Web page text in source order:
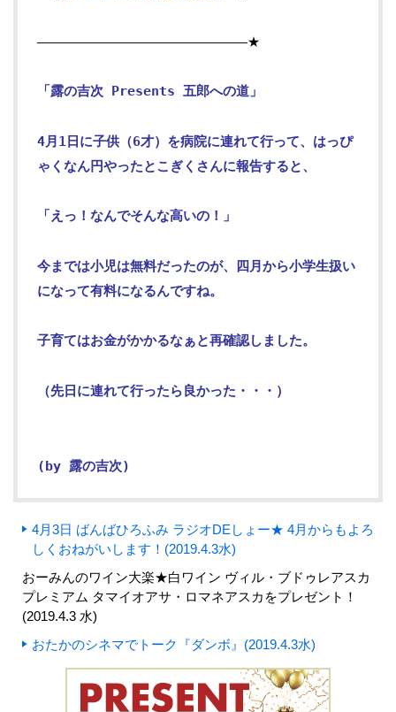
—————————————————★
「露の吉次 Presents 五郎への道」
4月1日に子供（6才）を病院に連れて行って、はっぴ
ゃくなん円やったとこぎくさんに報告すると、
「えっ！なんでそんな高いの！」
今までは小児は無料だったのが、四月から小学生扱い
になって有料になるんですね。
子育てはお金がかかるなぁと再確認しました。
（先日に連れて行ったら良かった・・・）
(by 露の吉次)
4月3日 ばんばひろふみ ラジオDEしょー★ 4月からもよろ
しくおねがいします！(2019.4.3水)
おーみんのワイン大楽★白ワイン ヴィル・ブドゥレアスカ
プレミアム タマイオアサ・ロマネアスカをプレゼント！
(2019.4.3 水)
おたかのシネマでトーク『ダンボ』(2019.4.3水)